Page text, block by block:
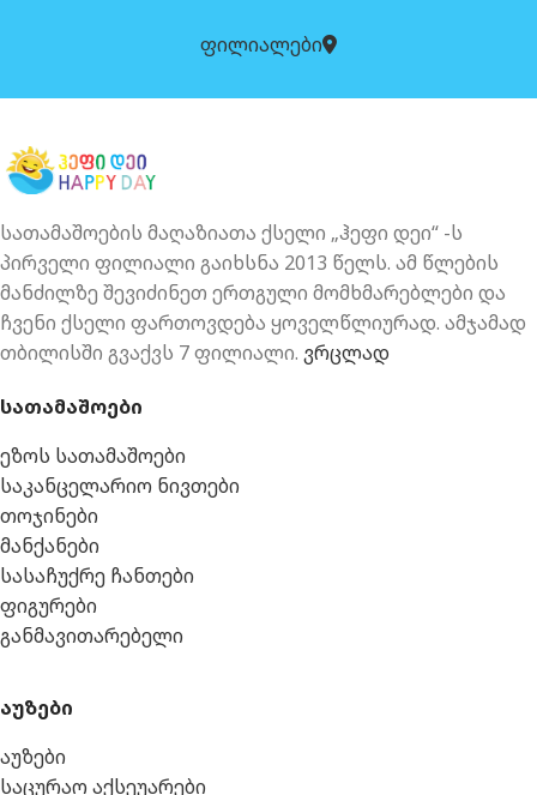
ფილიალები
სათამაშოების მაღაზიათა ქსელი „ჰეფი დეი“ -ს
პირველი ფილიალი გაიხსნა 2013 წელს. ამ წლების
მანძილზე შევიძინეთ ერთგული მომხმარებლები და
ჩვენი ქსელი ფართოვდება ყოველწლიურად. ამჯამად
თბილისში გვაქვს 7 ფილიალი. ვრცლად
სათამაშოები
ეზოს სათამაშოები
საკანცელარიო ნივთები
თოჯინები
მანქანები
სასაჩუქრე ჩანთები
ფიგურები
განმავითარებელი
აუზები
აუზები
საცურაო აქსეუარები